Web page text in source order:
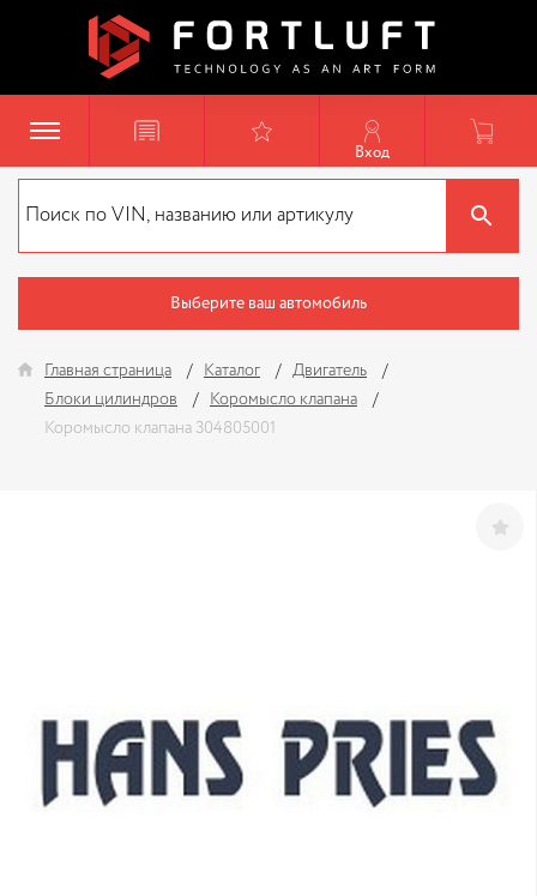
Вход
Выберите ваш автомобиль
Главная страница Каталог
Двигатель
Блоки цилиндров
Коромысло клапана
Коромысло клапана 304805001